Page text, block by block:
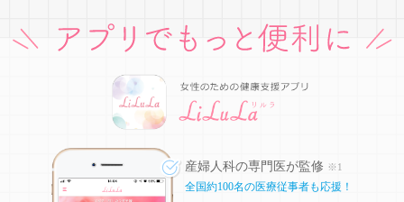
産婦人科の専門医が監修 ※1
全国約100名の医療従事者も応援！